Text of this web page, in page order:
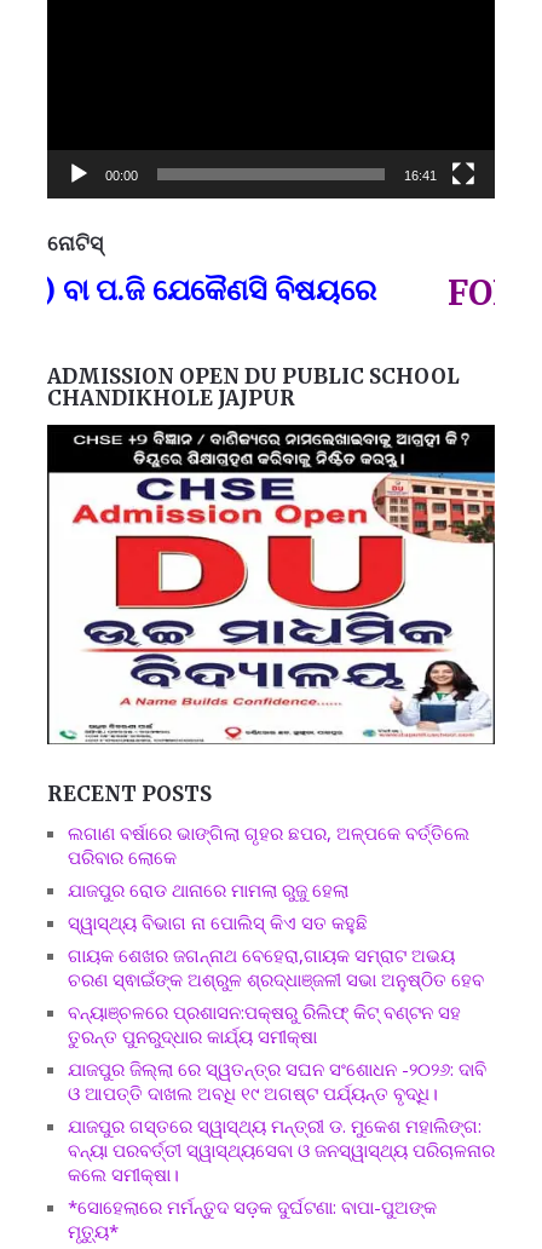
00:00 16:41
ନୋଟିସ୍
ବା ପ.ଜି ଯେକୈଣସି ବିଷୟରେ FOR
ADMISSION OPEN DU PUBLIC SCHOOL
CHANDIKHOLE JAJPUR
RECENT POSTS
ଲଗାଣ ବର୍ଷାରେ ଭାଙ୍ଗିଲା ଗୃହର ଛପର, ଅଳ୍ପକେ ବର୍ତ୍ତିଲେ
ପରିବାର ଲୋକେ
ଯାଜପୁର ରୋଡ ଥାନାରେ ମାମଲା ରୁଜୁ ହେଲା
ସ୍ୱାସ୍ଥ୍ୟ ବିଭାଗ ନା ପୋଲିସ୍ କିଏ ସତ କହୁଛି
ଗାୟକ ଶେଖର ଜଗନ୍ନାଥ ବେହେରା,ଗାୟକ ସମ୍ରାଟ ଅଭୟ
ଚରଣ ସ୍ଵାଇଁଙ୍କ ଅଶ୍ରୁଳ ଶ୍ରଦ୍ଧାଞ୍ଜଳୀ ସଭା ଅନୁଷ୍ଠିତ ହେବ
ବନ୍ୟାଞ୍ଚଳରେ ପ୍ରଶାସନ:ପକ୍ଷରୁ ରିଲିଫ୍ କିଟ୍ ବଣ୍ଟନ ସହ
ତୁରନ୍ତ ପୁନରୁଦ୍ଧାର କାର୍ଯ୍ୟ ସମୀକ୍ଷା
ଯାଜପୁର ଜିଲ୍ଲା ରେ ସ୍ୱତନ୍ତ୍ର ସଘନ ସଂଶୋଧନ -୨୦୨୬: ଦାବି
ଓ ଆପତ୍ତି ଦାଖଲ ଅବଧି ୧୯ ଅଗଷ୍ଟ ପର୍ଯ୍ୟନ୍ତ ବୃଦ୍ଧି।
ଯାଜପୁର ଗସ୍ତରେ ସ୍ୱାସ୍ଥ୍ୟ ମନ୍ତ୍ରୀ ଡ. ମୁକେଶ ମହାଲିଙ୍ଗ:
ବନ୍ୟା ପରବର୍ତ୍ତୀ ସ୍ୱାସ୍ଥ୍ୟସେବା ଓ ଜନସ୍ୱାସ୍ଥ୍ୟ ପରିଚାଳନାର
କଲେ ସମୀକ୍ଷା।
*ସୋହେଲାରେ ମର୍ମନ୍ତୁଦ ସଡ଼କ ଦୁର୍ଘଟଣା: ବାପା-ପୁଅଙ୍କ
ମୃତ୍ୟୁ*